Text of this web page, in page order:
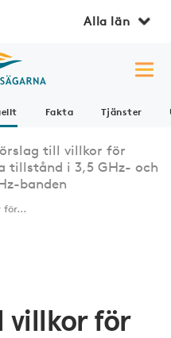
Alla län
Fakta Tjänster
till villkor för
tillstånd i 3,5 GHz- och
banden
för...
villkor för